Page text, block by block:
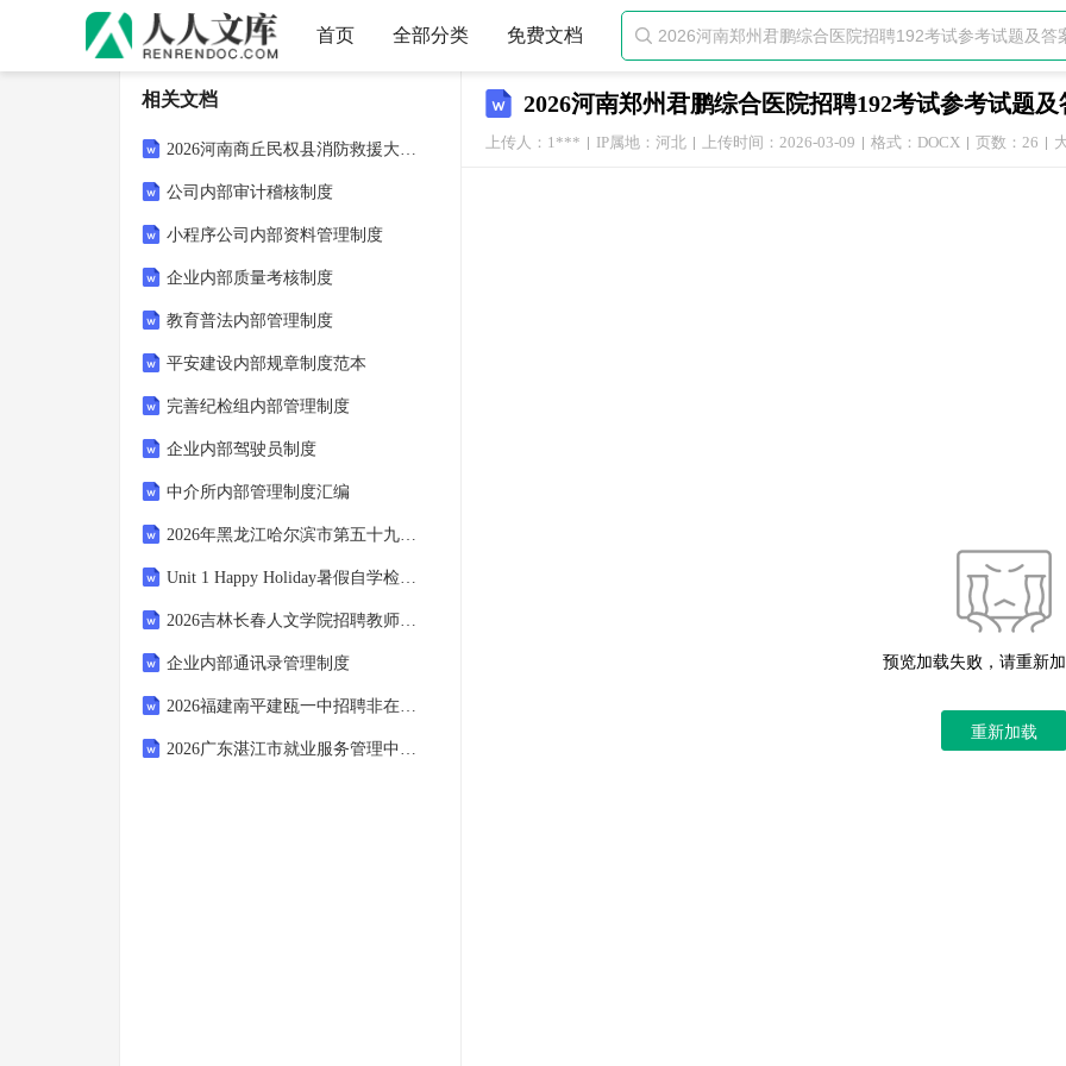
首页 全部分类 免费文档 
2026河南郑州君鹏综合医院招聘192考试参考试题
上传人：1*** IP属地：河北 上传时间：2026-03-09 格式：DOCX 页数：26
预览加载失败，请重新
重新加载
相关文档
2026河南商丘民权县消防救援大队政府专职消防员招聘10人笔试模拟试题及答案解析
公司内部审计稽核制度
小程序公司内部资料管理制度
企业内部质量考核制度
教育普法内部管理制度
平安建设内部规章制度范本
完善纪检组内部管理制度
企业内部驾驶员制度
中介所内部管理制度汇编
2026年黑龙江哈尔滨市第五十九中学校临时招聘笔试模拟试题及答案解析
Unit 1 Happy Holiday暑假自学检测题（含答案）-2025年暑假人教版(2024)英语八年级上册
2026吉林长春人文学院招聘教师笔试备考题库及答案解析
企业内部通讯录管理制度
2026福建南平建瓯一中招聘非在编顶岗高中化学教师1人考试参考题库及答案解析
2026广东湛江市就业服务管理中心公益性岗位招聘3人笔试备考题库及答案解析